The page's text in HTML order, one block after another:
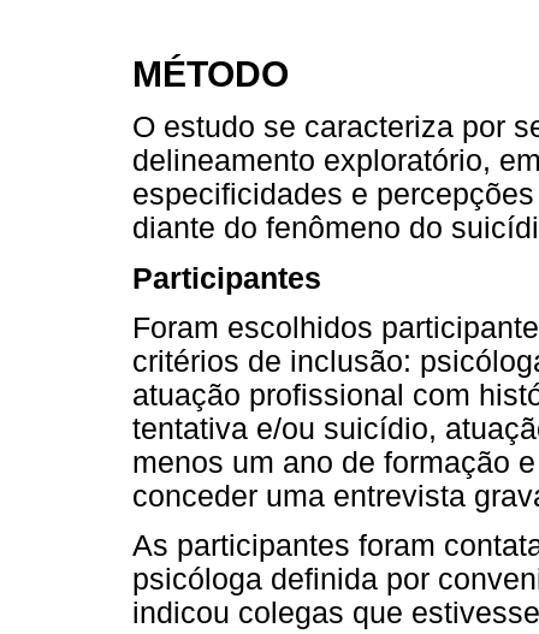
MÉTODO
O estudo se caracteriza por
delineamento exploratório,
especificidades e
diante do fenômeno do
Participantes
Foram escolhidos
critérios de inclusão:
atuação profissional com
tentativa e/ou suicídio,
menos um ano de formação
conceder uma entrevista
As participantes foram
psicóloga definida por
indicou colegas que